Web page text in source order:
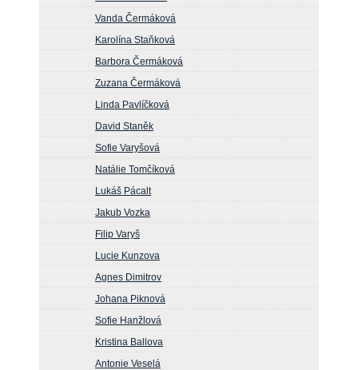
Vanda Čermáková
Karolína Staňková
Barbora Čermáková
Zuzana Čermáková
Linda Pavlíčková
David Staněk
Sofie Varyšová
Natálie Tomčíková
Lukáš Pácalt
Jakub Vozka
Filip Varyš
Lucie Kunzova
Agnes Dimitrov
Johana Piknová
Sofie Hanžlová
Kristina Ballova
Antonie Veselá